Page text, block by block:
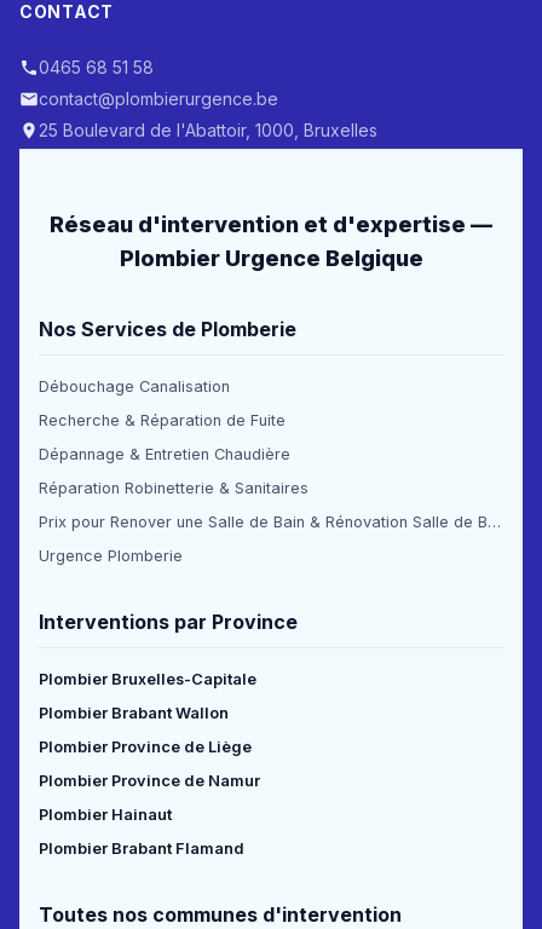
CONTACT
0465 68 51 58
contact@plombierurgence.be
25 Boulevard de l'Abattoir, 1000, Bruxelles
Réseau d'intervention et d'expertise —
Plombier Urgence Belgique
Nos Services de Plomberie
Débouchage Canalisation
Recherche & Réparation de Fuite
Dépannage & Entretien Chaudière
Réparation Robinetterie & Sanitaires
Prix pour Renover une Salle de Bain & Rénovation Salle de Bain Prix
Urgence Plomberie
Interventions par Province
Plombier Bruxelles-Capitale
Plombier Brabant Wallon
Plombier Province de Liège
Plombier Province de Namur
Plombier Hainaut
Plombier Brabant Flamand
Toutes nos communes d'intervention